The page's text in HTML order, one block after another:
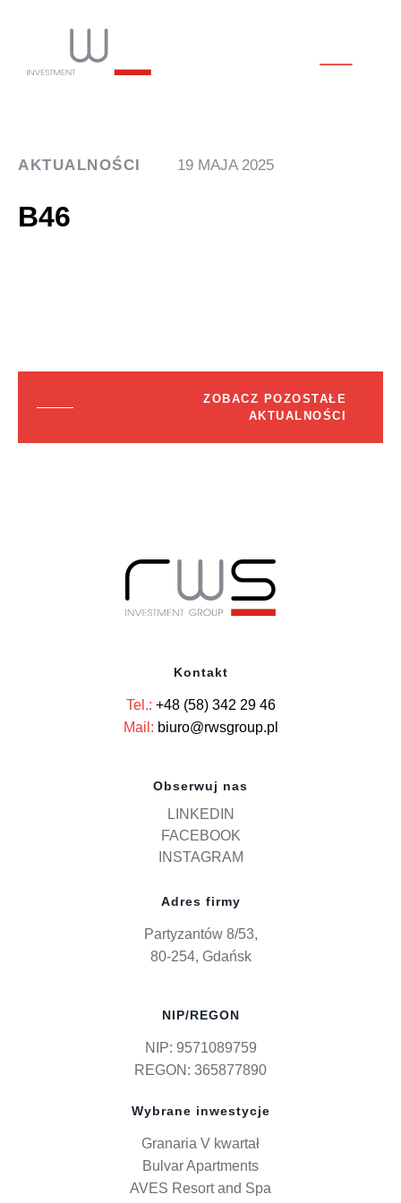
AKTUALNOŚCI 19 MAJA 2025
B46
ZOBACZ POZOSTAŁE
AKTUALNOŚCI
Kontakt
Tel.: +48 (58) 342 29 46
Mail: biuro@rwsgroup.pl
Obserwuj nas
LINKEDIN
FACEBOOK
INSTAGRAM
Adres firmy
Partyzantów 8/53,
80-254, Gdańsk
NIP/REGON
NIP: 9571089759
REGON: 365877890
Wybrane inwestycje
Granaria V kwartał
Bulvar Apartments
AVES Resort and Spa